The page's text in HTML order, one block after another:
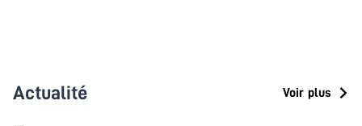
Actualité Voir plus